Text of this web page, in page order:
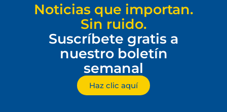
Noticias que importan.
Sin ruido.
Suscríbete gratis a
nuestro boletín
semanal
Haz clic aquí